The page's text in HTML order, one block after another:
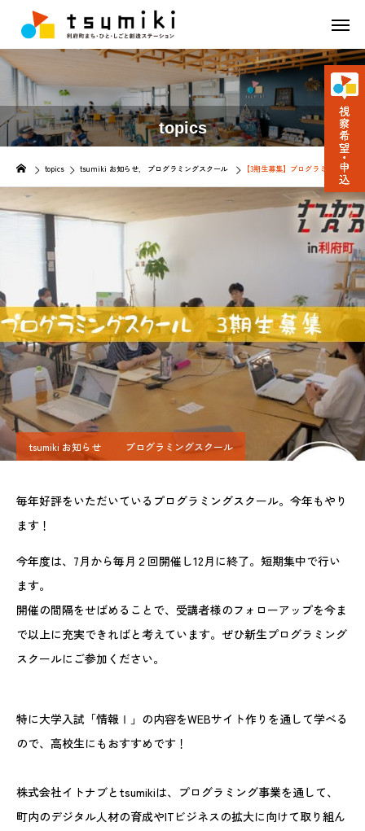
topics
topics tsumiki お知らせ プログラミングスクール 【3期生募集】プログラミングスク
tsumiki お知らせ プログラミングスクール
毎年好評をいただいているプログラミングスクール。今年もやり
ます！
今年度は、7月から毎月２回開催し12月に終了。短期集中で行い
ます。
開催の間隔をせばめることで、受講者様のフォローアップを今ま
で以上に充実できればと考えています。ぜひ新生プログラミング
スクールにご参加ください。
特に大学入試「情報Ⅰ」の内容をWEBサイト作りを通して学べる
ので、高校生にもおすすめです！
株式会社イトナブとtsumikiは、プログラミング事業を通して、
町内のデジタル人材の育成やITビジネスの拡大に向けて取り組ん